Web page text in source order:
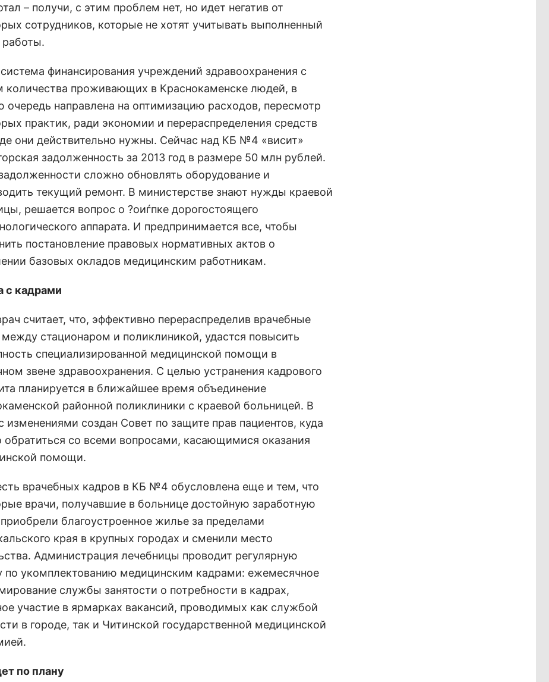
– получи, с этим проблем нет, но идет негатив от
сотрудников, которые не хотят учитывать выполненный
финансирования учреждений здравоохранения с
количества проживающих в Краснокаменске людей, в
очередь направлена на оптимизацию расходов, пересмотр
практик, ради экономии и перераспределения средств
они действительно нужны. Сейчас над КБ №4 «висит»
задолженность за 2013 год в размере 50 млн рублей.
сложно обновлять оборудование и
текущий ремонт. В министерстве знают нужды краевой
решается вопрос о ?оиѓпке дорогостоящего
аппарата. И предпринимается все, чтобы
постановление правовых нормативных актов о
базовых окладов медицинским работникам.
с кадрами
считает, что, эффективно перераспределив врачебные
стационаром и поликлиникой, удастся повысить
специализированной медицинской помощи в
звене здравоохранения. С целью устранения кадрового
планируется в ближайшее время объединение
районной поликлиники с краевой больницей. В
изменениями создан Совет по защите прав пациентов, куда
со всеми вопросами, касающимися оказания
помощи.
врачебных кадров в КБ №4 обусловлена еще и тем, что
врачи, получавшие в больнице достойную заработную
приобрели благоустроенное жилье за пределами
края в крупных городах и сменили место
Администрация лечебницы проводит регулярную
по укомплектованию медицинским кадрами: ежемесячное
службы занятости о потребности в кадрах,
участие в ярмарках вакансий, проводимых как службой
в городе, так и Читинской государственной медицинской
по плану